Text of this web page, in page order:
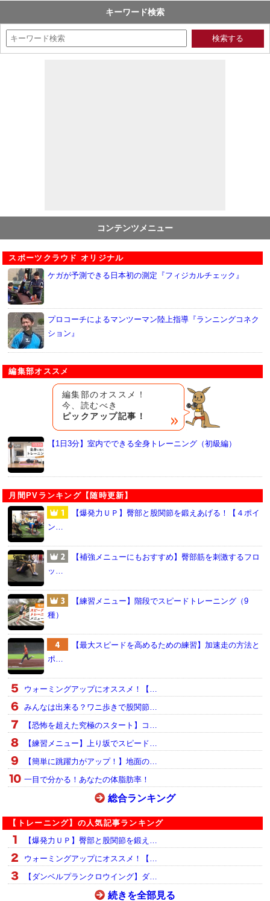
キーワード検索
コンテンツメニュー
スポーツクラウド オリジナル
ケガが予測できる日本初の測定『フィジカルチェック』
プロコーチによるマンツーマン陸上指導『ランニングコネク
ション』
編集部オススメ
編集部のオススメ！
今、読むべき
ピックアップ記事！
【1日3分】室内でできる全身トレーニング（初級編）
月間PVランキング【随時更新】
【爆発力ＵＰ】臀部と股関節を鍛えあげる！【４ポイ
ン…
【補強メニューにもおすすめ】臀部筋を刺激するフロ
ッ…
【練習メニュー】階段でスピードトレーニング（9
種）
【最大スピードを高めるための練習】加速走の方法と
ポ…
ウォーミングアップにオススメ！【…
みんなは出来る？ワニ歩きで股関節…
【恐怖を超えた究極のスタート】コ…
【練習メニュー】上り坂でスピード…
【簡単に跳躍力がアップ！】地面の…
一目で分かる！あなたの体脂肪率！
総合ランキング
【トレーニング】の人気記事ランキング
【爆発力ＵＰ】臀部と股関節を鍛え…
ウォーミングアップにオススメ！【…
【ダンベルプランクロウイング】ダ…
続きを全部見る